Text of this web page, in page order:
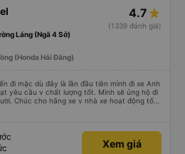
4.7
(1339 đánh giá)
Láng (Ngã 4 Sở)
(Honda Hải Đăng)
đi mặc dù đây là lần đầu tiên mình đi xe Anh
yêu cầu v chất lượng tốt. Mình sẽ ủng hộ đi
Chúc cho hãng xe v nhà xe hoạt động tốt
ủng hộ đi nhiều cho hãng xe Anh Huy và
Xem giá